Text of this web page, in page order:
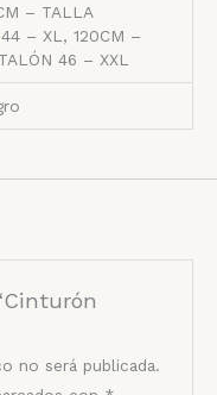
– TALLA
44 – XL, 120CM –
46 – XXL
no será publicada.